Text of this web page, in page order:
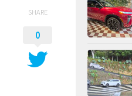
SHARE
0